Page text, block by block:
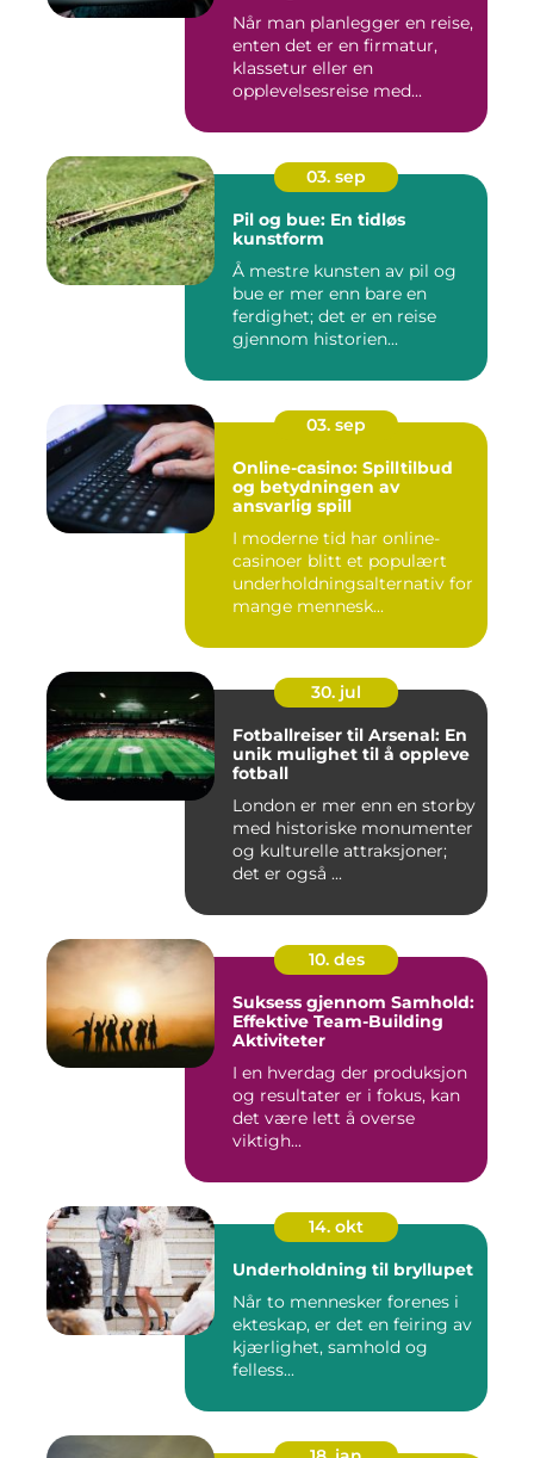
Når man planlegger en reise,
enten det er en firmatur,
klassetur eller en
opplevelsesreise med...
03. sep
Pil og bue: En tidløs
kunstform
Å mestre kunsten av pil og
bue er mer enn bare en
ferdighet; det er en reise
gjennom historien...
03. sep
Online-casino: Spilltilbud
og betydningen av
ansvarlig spill
I moderne tid har online-
casinoer blitt et populært
underholdningsalternativ for
mange mennesk...
30. jul
Fotballreiser til Arsenal: En
unik mulighet til å oppleve
fotball
London er mer enn en storby
med historiske monumenter
og kulturelle attraksjoner;
det er også ...
10. des
Suksess gjennom Samhold:
Effektive Team-Building
Aktiviteter
I en hverdag der produksjon
og resultater er i fokus, kan
det være lett å overse
viktigh...
14. okt
Underholdning til bryllupet
Når to mennesker forenes i
ekteskap, er det en feiring av
kjærlighet, samhold og
felless...